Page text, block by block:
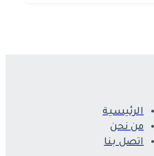
الرئيسية
من نحن
اتصل بنا